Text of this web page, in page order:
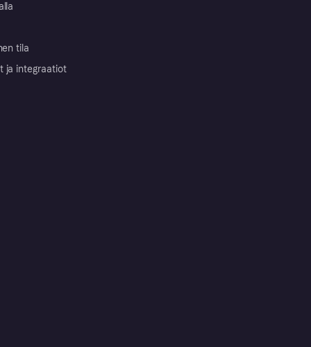
tila
ja integraatiot